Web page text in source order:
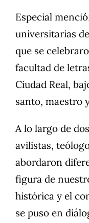
Especial
universitarias
que se
facultad de
Ciudad Real,
santo, maestro
A lo largo de
avilistas,
abordaron
figura de
histórica y el
se puso en